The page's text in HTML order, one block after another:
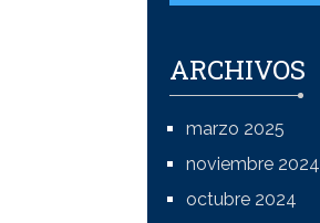
ARCHIVOS
marzo 2025
noviembre 2024
octubre 2024